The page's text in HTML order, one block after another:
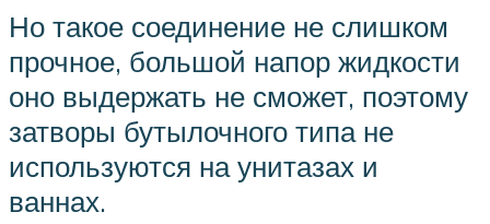
Но такое соединение не слишком
прочное, большой напор жидкости
оно выдержать не сможет, поэтому
затворы бутылочного типа не
используются на унитазах и
ваннах.